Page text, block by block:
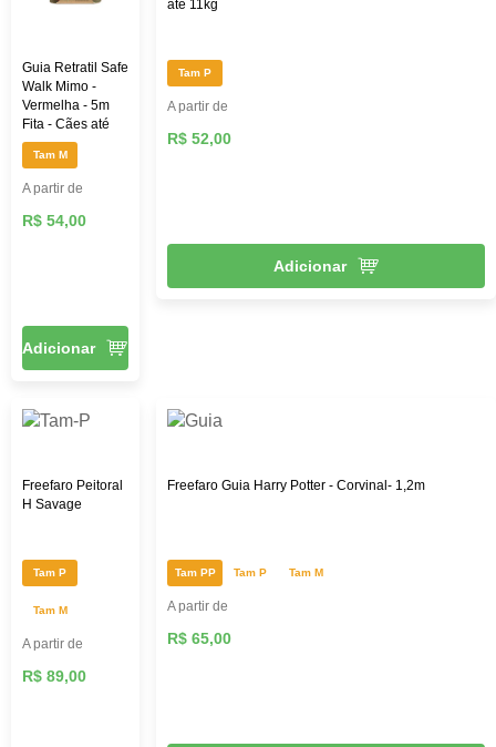
Guia Retratil Safe
Walk Mimo -
Vermelha - 5m
Fita - Cães até
18kg
Tam M
A partir de
R$ 54,00
Adicionar
até 11kg
Tam P
A partir de
R$ 52,00
Adicionar
Freefaro Peitoral
H Savage
Tam P
Tam M
A partir de
R$ 89,00
Freefaro Guia Harry Potter - Corvinal- 1,2m
Tam PP Tam P Tam M
A partir de
R$ 65,00